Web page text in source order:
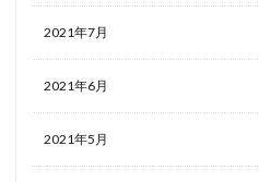
2021年7月
2021年6月
2021年5月